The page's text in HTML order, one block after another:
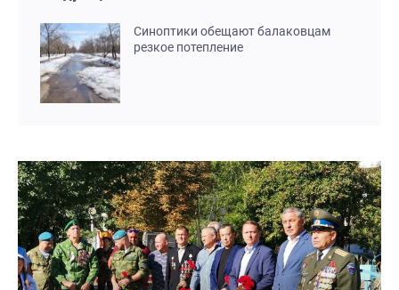
Синоптики обещают балаковцам
резкое потепление